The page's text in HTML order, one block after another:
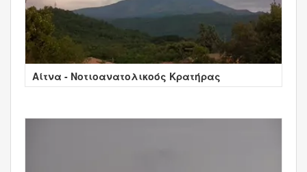
Αίτνα - Νοτιοανατολικοός Κρατήρας